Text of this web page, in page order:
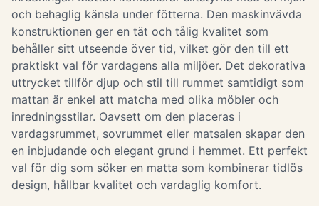
och behaglig känsla under fötterna. Den maskinvävda
konstruktionen ger en tät och tålig kvalitet som
behåller sitt utseende över tid, vilket gör den till ett
praktiskt val för vardagens alla miljöer. Det dekorativa
uttrycket tillför djup och stil till rummet samtidigt som
mattan är enkel att matcha med olika möbler och
inredningsstilar. Oavsett om den placeras i
vardagsrummet, sovrummet eller matsalen skapar den
en inbjudande och elegant grund i hemmet. Ett perfekt
val för dig som söker en matta som kombinerar tidlös
design, hållbar kvalitet och vardaglig komfort.